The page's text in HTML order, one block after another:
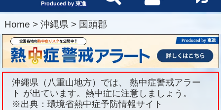
Produced by 東進
Home > 沖縄県 > 国頭郡
沖縄県（八重山地方）では、 熱中症警戒アラー
ト が出ています。熱中症に注意しましょう。
※出典：環境省熱中症予防情報サイト